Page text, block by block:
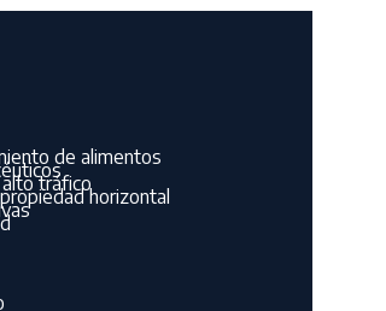
de alimentos
tráfico
horizontal